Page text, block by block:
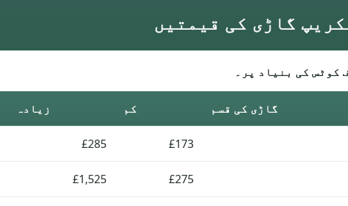
کوٹس کی بنیاد پر۔
گاڑی کی قسم کم زیادہ
£173
£285
£275
£1,525